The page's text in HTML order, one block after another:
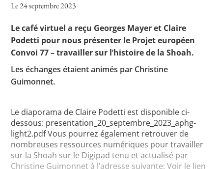
L’APHG dans la presse
Toutes les actualités
Concours de recrutement
Concours scolaires
Conférences, tables rondes
Critique d’ouvrages publiés
Le 24 septembre 2023
Le café virtuel a reçu Georges Mayer et Claire
Podetti pour nous présenter le Projet européen
Convoi 77 – travailler sur l’histoire de la Shoah.
Les échanges étaient animés par Christine
Guimonnet.
Le diaporama de Claire Podetti est disponible ci-
dessous: presentation_20_septembre_2023_aphg-
light2.pdf Vous pourrez également retrouver de
nombreuses ressources numériques pour travailler
sur la Shoah sur le Digipad tenu et actualisé par
Christine Guimonnet à l’adresse suivante: Voir le lien